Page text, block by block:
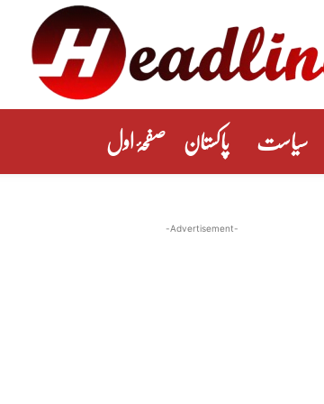
سیاست پاکستان صفحۂ اول
-Advertisement-